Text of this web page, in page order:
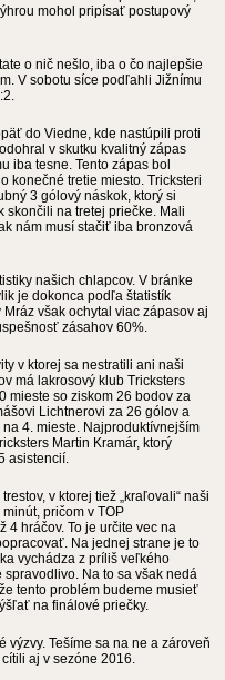
mohol pripísať postupový
o nič nešlo, iba o čo najlepšie
V sobotu síce podľahli Jižnímu
do Viedne, kde nastúpili proti
v skutku kvalitný zápas
iba tesne. Tento zápas bol
konečné tretie miesto. Tricksteri
3 gólový náskok, ktorý si
skončili na tretej priečke. Mali
nám musí stačiť iba bronzová
našich chlapcov. V bránke
je dokonca podľa štatistík
však ochytal viac zápasov aj
zásahov 60%.
v ktorej sa nestratili ani naši
má lakrosový klub Tricksters
mieste so ziskom 26 bodov za
Lichtnerovi za 26 gólov a
4. mieste. Najproduktívnejším
Martin Kramár, ktorý
asistencií.
v ktorej tiež „kraľovali“ naši
pričom v TOP
4 hráčov. To je určite vec na
Na jednej strane je to
vychádza z príliš veľkého
Na to sa však nedá
tento problém budeme musieť
na finálové priečky.
Tešíme sa na ne a zároveň
aj v sezóne 2016.